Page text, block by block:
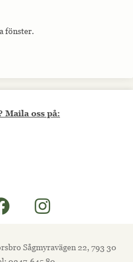
fönster.
Maila oss på:
Sågmyravägen 22, 793 30